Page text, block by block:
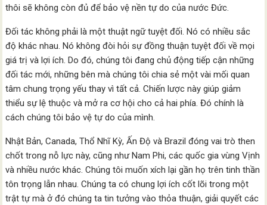
thôi sẽ không còn đủ để bảo vệ nền tự do của nước Đức.
Đối tác không phải là một thuật ngữ tuyệt đối. Nó có nhiều sắc
độ khác nhau. Nó không đòi hỏi sự đồng thuận tuyệt đối về mọi
giá trị và lợi ích. Do đó, chúng tôi đang chủ động tiếp cận những
đối tác mới, những bên mà chúng tôi chia sẻ một vài mối quan
tâm chung trọng yếu thay vì tất cả. Chiến lược này giúp giảm
thiểu sự lệ thuộc và mở ra cơ hội cho cả hai phía. Đó chính là
cách chúng tôi bảo vệ tự do của mình.
Nhật Bản, Canada, Thổ Nhĩ Kỳ, Ấn Độ và Brazil đóng vai trò then
chốt trong nỗ lực này, cũng như Nam Phi, các quốc gia vùng Vịnh
và nhiều nước khác. Chúng tôi muốn xích lại gần họ trên tinh thần
tôn trọng lẫn nhau. Chúng ta có chung lợi ích cốt lõi trong một
trật tự mà ở đó chúng ta tin tưởng vào thỏa thuận, giải quyết các